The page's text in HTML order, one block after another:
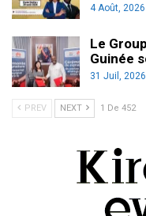
4 Août, 2026
Le
Guinée
31 Juil, 2026
PREV NEXT 1 De 452